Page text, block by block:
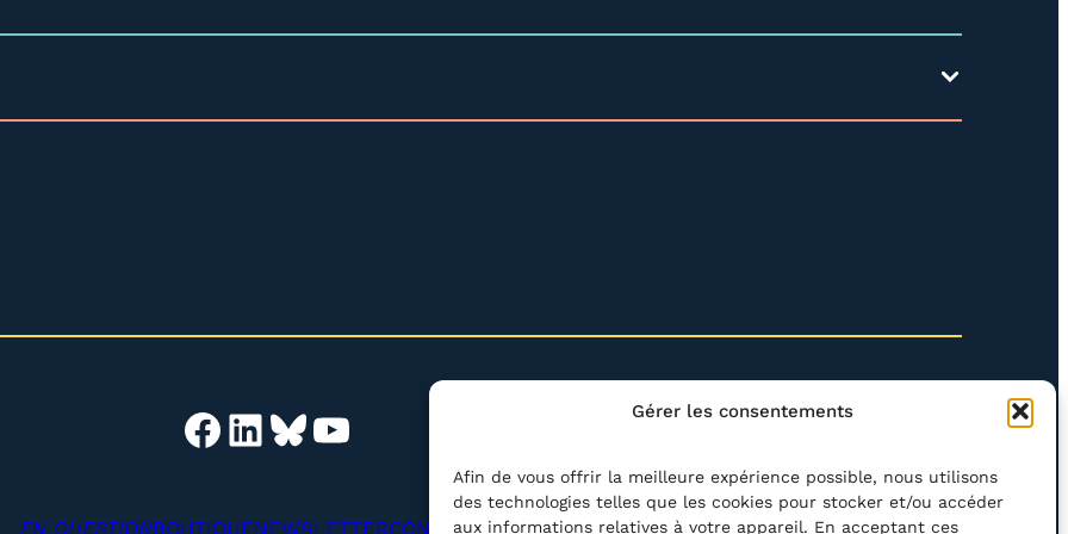
Gérer les consentements
Afin de vous offrir la meilleure expérience possible, nous utilisons
des technologies telles que les cookies pour stocker et/ou accéder
aux informations relatives à votre appareil. En acceptant ces
Facebook LinkedIn Bluesky YouTube
EN QUESTIONBOUTIQUENEWSLETTERCONTACT